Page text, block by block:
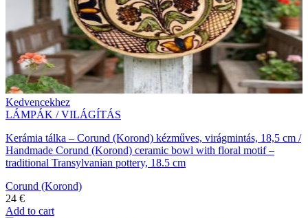
Kedvencekhez
LÁMPÁK / VILÁGÍTÁS
Kerámia tálka – Corund (Korond) kézműves, virágmintás, 18,5 cm /
Handmade Corund (Korond) ceramic bowl with floral motif –
traditional Transylvanian pottery, 18.5 cm
Corund (Korond)
24 €
Add to cart